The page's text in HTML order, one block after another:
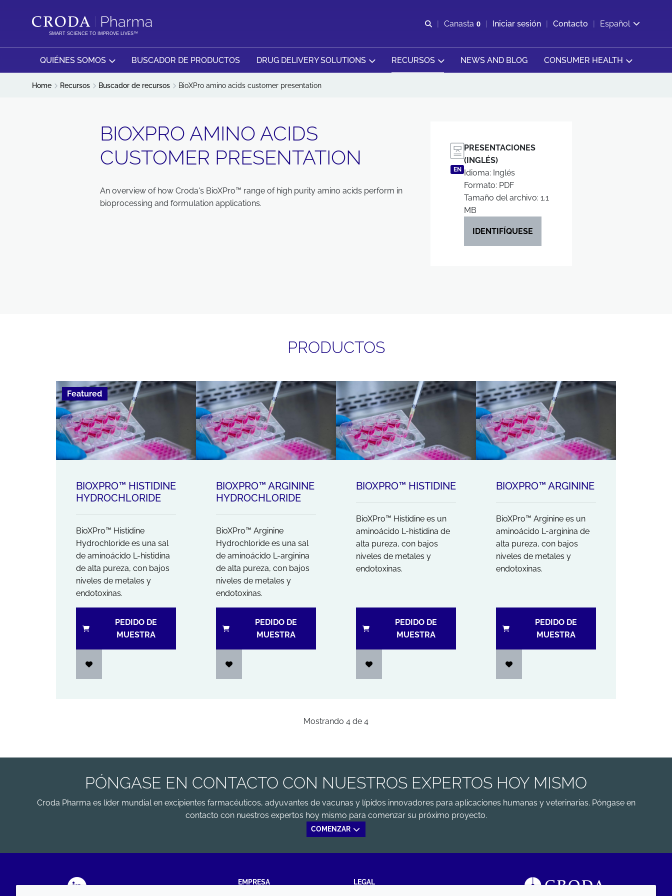
SMART SCIENCE TO IMPROVE LIVES™
Abrir b&#250;squeda
Canasta 0
Ver carrito
Iniciar sesión Contacto Español
QUIÉNES SOMOS BUSCADOR DE PRODUCTOS DRUG DELIVERY SOLUTIONS RECURSOS NEWS AND BLOG CONSUMER HEALTH
Home Recursos Buscador de recursos BioXPro amino acids customer presentation
BIOXPRO AMINO ACIDS
CUSTOMER PRESENTATION
An overview of how Croda's BioXPro™ range of high purity amino acids perform in
bioprocessing and formulation applications.
EN
PRESENTACIONES
(INGLÉS)
Idioma: Inglés
Formato: PDF
Tamaño del archivo: 1.1
MB
IDENTIFÍQUESE
PRODUCTOS
Featured
BIOXPRO™ HISTIDINE
HYDROCHLORIDE
BioXPro™ Histidine
Hydrochloride es una sal
de aminoácido L-histidina
de alta pureza, con bajos
niveles de metales y
endotoxinas.
PEDIDO DE
MUESTRA
BIOXPRO™ ARGININE
HYDROCHLORIDE
BioXPro™ Arginine
Hydrochloride es una sal
de aminoácido L-arginina
de alta pureza, con bajos
niveles de metales y
endotoxinas.
PEDIDO DE
MUESTRA
BIOXPRO™ HISTIDINE
BioXPro™ Histidine es un
aminoácido L-histidina de
alta pureza, con bajos
niveles de metales y
endotoxinas.
PEDIDO DE
MUESTRA
BIOXPRO™ ARGININE
BioXPro™ Arginine es un
aminoácido L-arginina de
alta pureza, con bajos
niveles de metales y
endotoxinas.
PEDIDO DE
MUESTRA
Mostrando 4 de 4
PÓNGASE EN CONTACTO CON NUESTROS EXPERTOS HOY MISMO
Croda Pharma es líder mundial en excipientes farmacéuticos, adyuvantes de vacunas y lípidos innovadores para aplicaciones humanas y veterinarias. Póngase en
contacto con nuestros expertos hoy mismo para comenzar su próximo proyecto.
COMENZAR
EMPRESA LEGAL